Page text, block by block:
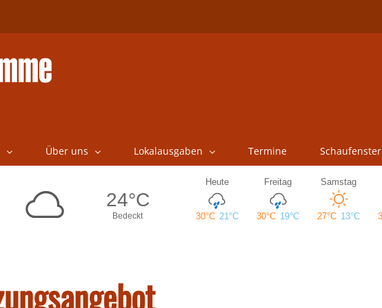
Über uns Lokalausgaben Termine Schaufenster